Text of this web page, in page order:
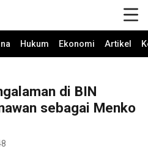
Hukum Ekonomi Artikel
di BIN
sebagai Menko